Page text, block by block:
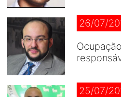
26/07/
25/07/